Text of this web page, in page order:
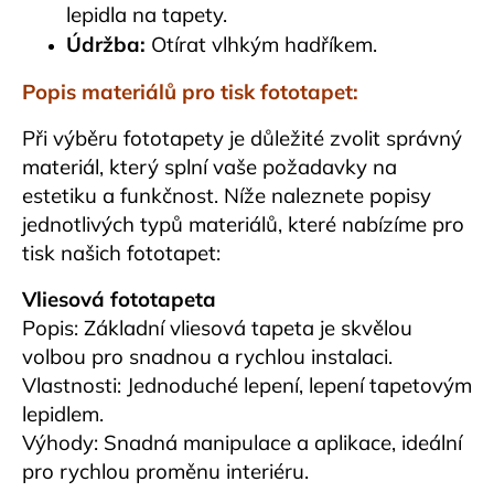
lepidla na tapety.
Údržba: Otírat vlhkým hadříkem.
Popis materiálů pro tisk fototapet:
Při výběru fototapety je důležité zvolit správný
materiál, který splní vaše požadavky na
estetiku a funkčnost. Níže naleznete popisy
jednotlivých typů materiálů, které nabízíme pro
tisk našich fototapet:
Vliesová fototapeta
Popis: Základní vliesová tapeta je skvělou
volbou pro snadnou a rychlou instalaci.
Vlastnosti: Jednoduché lepení, lepení tapetovým
lepidlem.
Výhody: Snadná manipulace a aplikace, ideální
pro rychlou proměnu interiéru.